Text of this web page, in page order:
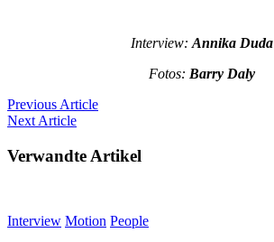
Interview: Annika Duda
Fotos: Barry Daly
Previous Article
Next Article
Verwandte Artikel
Interview Motion People